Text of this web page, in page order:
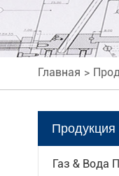
Главная
Продукция
Газ & Вода